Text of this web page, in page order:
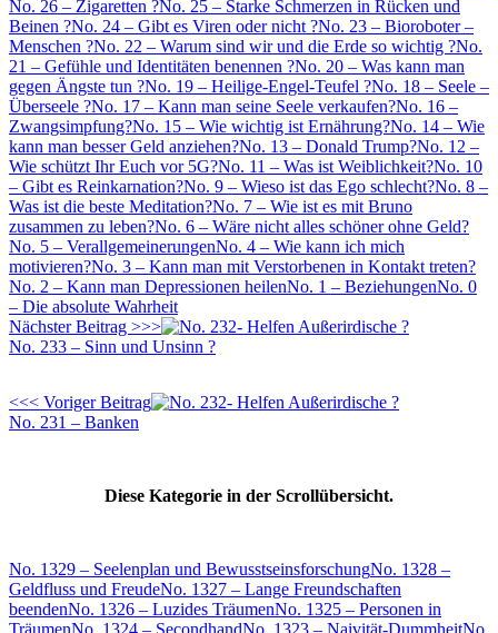
No. 26 – Zigaretten ?No. 25 – Starke Schmerzen in Rücken und
Beinen ?No. 24 – Gibt es Viren oder nicht ?No. 23 – Bioroboter –
Menschen ?No. 22 – Warum sind wir und die Erde so wichtig ?No.
21 – Gefühle und Identitäten benennen ?No. 20 – Was kann man
gegen Ängste tun ?No. 19 – Heilige-Engel-Teufel ?No. 18 – Seele –
Überseele ?No. 17 – Kann man seine Seele verkaufen?No. 16 –
Zwangsimpfung?No. 15 – Wie wichtig ist Ernährung?No. 14 – Wie
kann man besser Geld anziehen?No. 13 – Donald Trump?No. 12 –
Wie schützt Ihr Euch vor 5G?No. 11 – Was ist Weiblichkeit?No. 10
– Gibt es Reinkarnation?No. 9 – Wieso ist das Ego schlecht?No. 8 –
Was ist die beste Meditation?No. 7 – Wie ist es mit Bruno
zusammen zu leben?No. 6 – Wäre nicht alles schöner ohne Geld?
No. 5 – VerallgemeinerungenNo. 4 – Wie kann ich mich
motivieren?No. 3 – Kann man mit Verstorbenen in Kontakt treten?
No. 2 – Kann man Depressionen heilenNo. 1 – BeziehungenNo. 0
– Die absolute Wahrheit
Nächster Beitrag >>>
No. 233 – Sinn und Unsinn ?
<<< Voriger Beitrag
No. 231 – Banken
Diese Kategorie in der Scrollübersicht.
No. 1329 – Seelenplan und BewusstseinsforschungNo. 1328 –
Geldfluss und FreudeNo. 1327 – Lange Freundschaften
beendenNo. 1326 – Luzides TräumenNo. 1325 – Personen in
TräumenNo. 1324 – SecondhandNo. 1323 – Naivität-DummheitNo.